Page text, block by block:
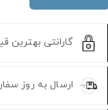
گارانتی
ارسال به روز